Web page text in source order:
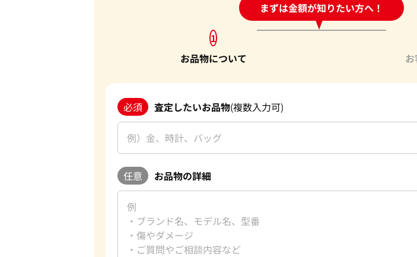
まずは金額が知りたい方へ！
24時間受付中!問い合わせフォーム
1
お品物について
必須 査定したいお品物(複数入力可)
任意 お品物の詳細